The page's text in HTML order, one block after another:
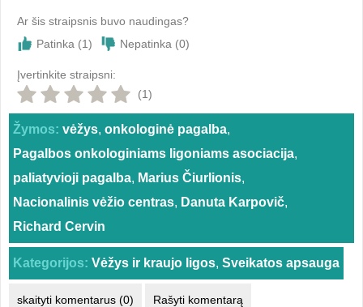
Ar šis straipsnis buvo naudingas?
Patinka (1) Nepatinka (0)
Įvertinkite straipsni:
(1)
Žymos: vėžys, onkologinė pagalba,
Pagalbos onkologiniams ligoniams asociacija,
paliatyvioji pagalba, Marius Čiurlionis,
Nacionalinis vėžio centras, Danuta Karpovič,
Richard Cervin
Kategorijos: Vėžys ir kraujo ligos, Sveikatos apsauga
skaityti komentarus (0) Rašyti komentarą